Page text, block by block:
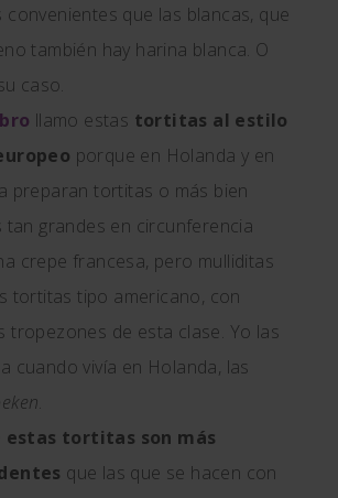
convenientes que las blancas, que
también hay harina blanca. O
caso.
llamo estas tortitas al estilo
porque en Holanda y en
preparan tortitas o más bien
grandes en circunferencia
crepe francesa, pero mulliditas
tortitas tipo americano, con
tropezones de esta clase. Yo las
cuando vivía en Holanda, las
.
estas tortitas son más
que las que se hacen con